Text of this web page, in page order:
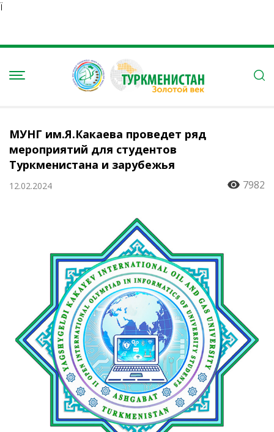
Ï
МУНГ им.Я.Какаева проведет ряд
мероприятий для студентов
Туркменистана и зарубежья
12.02.2024 7982